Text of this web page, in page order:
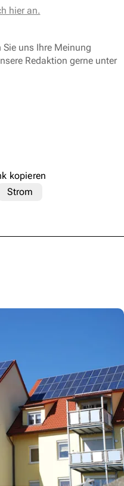
hier an.
Sie uns Ihre Meinung
Redaktion gerne unter
kopieren
Strom